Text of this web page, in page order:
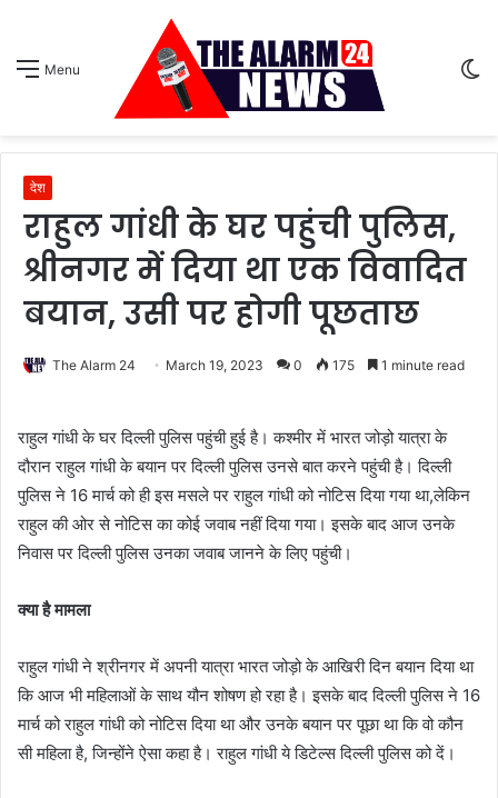
Menu
देश
राहुल गांधी के घर पहुंची पुलिस,
श्रीनगर में दिया था एक विवादित
बयान, उसी पर होगी पूछताछ
The Alarm 24 March 19, 2023 0 175 1 minute read
राहुल गांधी के घर दिल्ली पुलिस पहुंची हुई है। कश्मीर में भारत जोड़ो यात्रा के
दौरान राहुल गांधी के बयान पर दिल्ली पुलिस उनसे बात करने पहुंची है। दिल्ली
पुलिस ने 16 मार्च को ही इस मसले पर राहुल गांधी को नोटिस दिया गया था,लेकिन
राहुल की ओर से नोटिस का कोई जवाब नहीं दिया गया। इसके बाद आज उनके
निवास पर दिल्ली पुलिस उनका जवाब जानने के लिए पहुंची।
क्या है मामला
राहुल गांधी ने श्रीनगर में अपनी यात्रा भारत जोड़ो के आखिरी दिन बयान दिया था
कि आज भी महिलाओं के साथ यौन शोषण हो रहा है। इसके बाद दिल्ली पुलिस ने 16
मार्च को राहुल गांधी को नोटिस दिया था और उनके बयान पर पूछा था कि वो कौन
सी महिला है, जिन्होंने ऐसा कहा है। राहुल गांधी ये डिटेल्स दिल्ली पुलिस को दें।